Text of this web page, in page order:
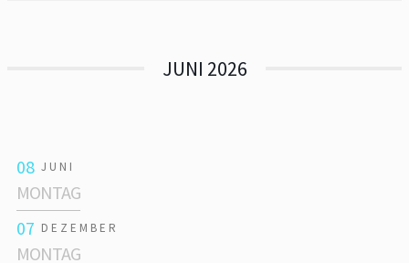
JUNI 2026
08 JUNI
MONTAG
07 DEZEMBER
MONTAG